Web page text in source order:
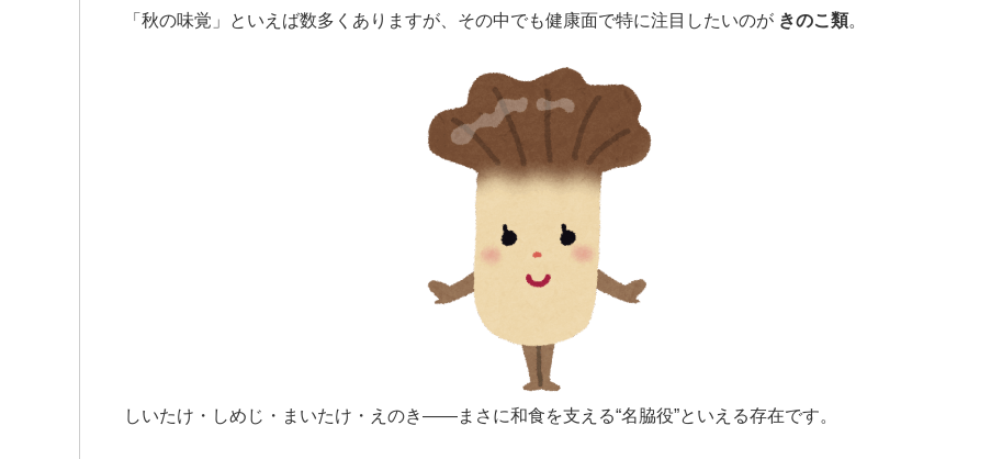
「秋の味覚」といえば数多くありますが、その中でも健康面で特に注目したいのが きのこ類。
しいたけ・しめじ・まいたけ・えのき――まさに和食を支える“名脇役”といえる存在です。